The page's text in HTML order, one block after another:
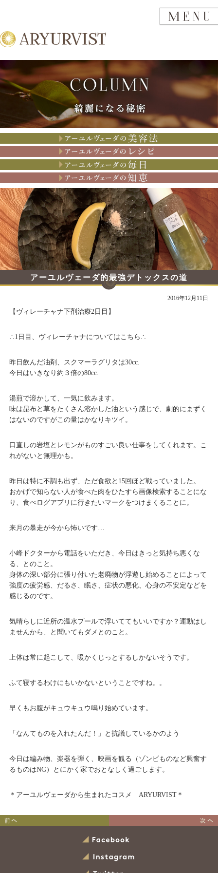
アーユルヴェーダの美容法
アーユルヴェーダのレシピ
アーユルヴェーダの思考
アーユルヴェーダの知恵
アーユルヴェーダ的最強デトックスの道
2016年12月11日
【ヴィレーチャナ下剤治療2日目】
∴1日目、ヴィレーチャナについてはこちら ∴
昨日飲んだ油剤、スクマーラグリタは30cc.
今日はいきなり約３倍の80cc.
湯煎で溶かして、一気に飲みます。
味は昆布と草をたくさん溶かした油という感じで、劇的にまずく
はないのですがこの量はかなりキツイ。
口直しの岩塩とレモンがものすごい良い仕事をしてくれます。こ
れがないと無理かも。
昨日は特に不調も出ず、ただ食欲と15回ほど戦っていました。
おかげで知らない人が食べた肉をひたすら画像検索することにな
り、食べログアプリに行きたいマークをつけまくることに。
来月の暴走が今から怖いです…
小峰ドクターから電話をいただき、今日はきっと気持ち悪くな
る、とのこと。
身体の深い部分に張り付いた老廃物が浮遊し始めることによって
強度の疲労感、だるさ、眠さ、症状の悪化、心身の不安定などを
感じるのです。
気晴らしに近所の温水プールで浮いててもいいですか？運動はし
ませんから、と聞いてもダメとのこと。
上体は常に起こして、暖かくじっとするしかないそうです。
ふて寝するわけにもいかないということですね。。
早くもお腹がキュウキュウ鳴り始めています。
「なんてものを入れたんだ！」と抗議しているかのよう
今日は編み物、楽器を弾く、映画を観る（ゾンビものなど興奮す
るものはNG）とにかく家でおとなしく過ごします。
＊アーユルヴェーダから生まれたコスメ ARYURVIST＊
アーユルヴェーダ的最強デ
Facebook
Instagram